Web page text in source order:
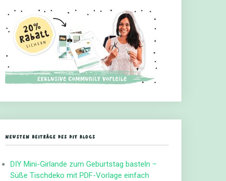
NEUSTEN BEITRÄGE DES DIY BLOGS
DIY Mini-Girlande zum Geburtstag basteln –
Süße Tischdeko mit PDF-Vorlage einfach